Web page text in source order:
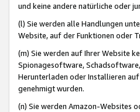
und keine andere natürliche oder
(l) Sie werden alle Handlungen
Website, auf der Funktionen oder
(m) Sie werden auf Ihrer Website
Spionagesoftware,
Herunterladen oder Installieren
genehmigt wurden.
(n) Sie werden Amazon-Websites